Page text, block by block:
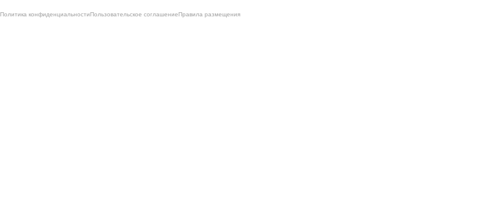
Политика конфиденциальностиПользовательское соглашениеПравила размещения